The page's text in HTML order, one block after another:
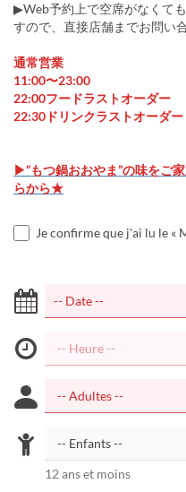
▶︎Web予約上で空席がなくて
すので、直接店舗までお問い
通常営業
11:00〜23:00
22:00フードラストオーダー
22:30ドリンクラストオーダー
▶“もつ鍋おおやま”の味をご
らから★
Je confirme que j'ai lu le «
12 ans et moins